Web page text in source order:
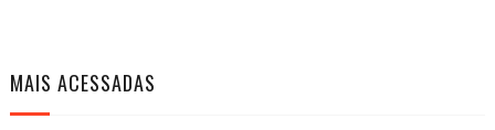
MAIS ACESSADAS